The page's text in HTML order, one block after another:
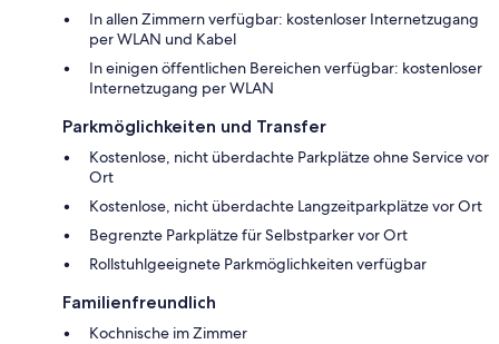
In allen Zimmern verfügbar: kostenloser Internetzugang
per WLAN und Kabel
In einigen öffentlichen Bereichen verfügbar: kostenloser
Internetzugang per WLAN
Parkmöglichkeiten und Transfer
Kostenlose, nicht überdachte Parkplätze ohne Service vor
Ort
Kostenlose, nicht überdachte Langzeitparkplätze vor Ort
Begrenzte Parkplätze für Selbstparker vor Ort
Rollstuhlgeeignete Parkmöglichkeiten verfügbar
Familienfreundlich
Kochnische im Zimmer